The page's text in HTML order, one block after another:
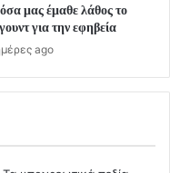
μας έμαθε λάθος το
για την εφηβεία
ago